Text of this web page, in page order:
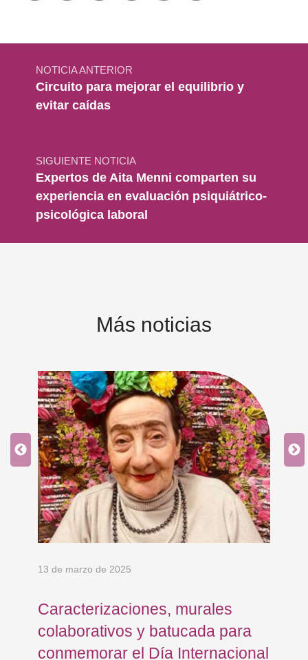
Navegación de entradas
NOTICIA ANTERIOR
Circuito para mejorar el equilibrio y
evitar caídas
SIGUIENTE NOTICIA
Expertos de Aita Menni comparten su
experiencia en evaluación psiquiátrico-
psicológica laboral
Más noticias
13 de marzo de 2025
Caracterizaciones, murales
colaborativos y batucada para
conmemorar el Día Internacional